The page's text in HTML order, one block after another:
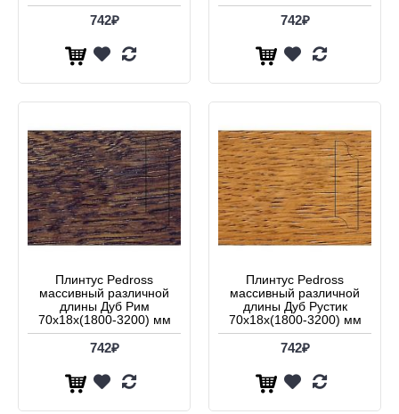
742₽ 742₽
Плинтус Pedross
массивный различной
длины Дуб Рим
70x18x(1800-3200) мм
742₽
Плинтус Pedross
массивный различной
длины Дуб Рустик
70x18x(1800-3200) мм
742₽